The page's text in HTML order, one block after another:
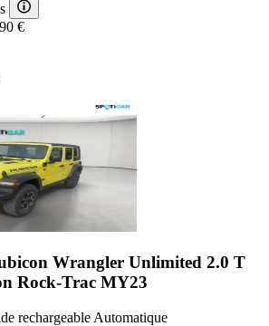
€
Wrangler Unlimited 2.0 T
Rock-Trac MY23
rechargeable Automatique